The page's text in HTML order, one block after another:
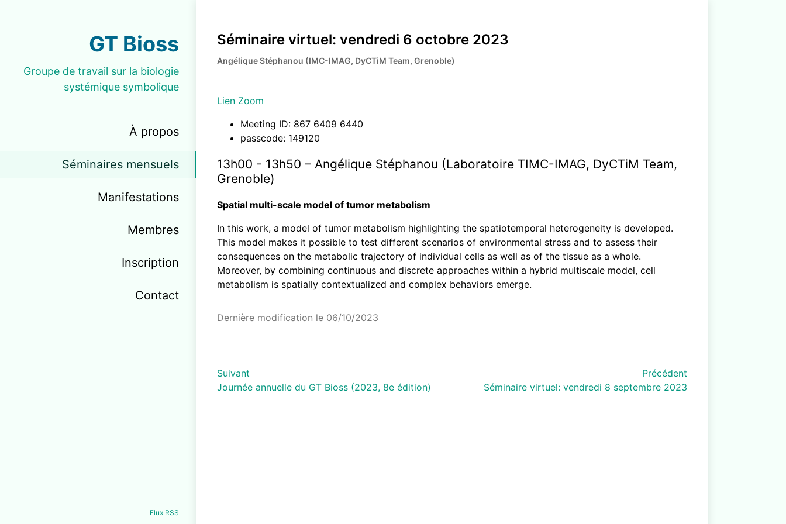
GT Bioss
Groupe de travail sur la biologie
systémique symbolique
À propos
Séminaires mensuels
Manifestations
Membres
Inscription
Contact
Flux RSS
Séminaire virtuel: vendredi 6 octobre 2023
Angélique Stéphanou (IMC-IMAG, DyCTiM Team, Grenoble)
Lien Zoom
Meeting ID: 867 6409 6440
passcode: 149120
13h00 - 13h50 – Angélique Stéphanou (Laboratoire TIMC-IMAG, DyCTiM Team,
Grenoble)
Spatial multi-scale model of tumor metabolism
In this work, a model of tumor metabolism highlighting the spatiotemporal heterogeneity is developed.
This model makes it possible to test different scenarios of environmental stress and to assess their
consequences on the metabolic trajectory of individual cells as well as of the tissue as a whole.
Moreover, by combining continuous and discrete approaches within a hybrid multiscale model, cell
metabolism is spatially contextualized and complex behaviors emerge.
Dernière modification le 06/10/2023
Suivant
Journée annuelle du GT Bioss (2023, 8e édition)
Précédent
Séminaire virtuel: vendredi 8 septembre 2023